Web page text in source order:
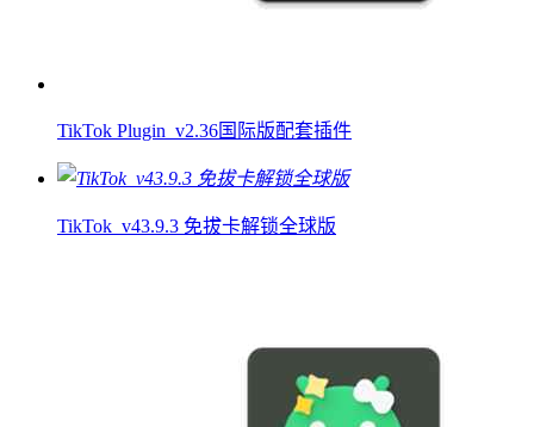
TikTok Plugin_v2.36国际版配套插件
TikTok_v43.9.3 免拔卡解锁全球版